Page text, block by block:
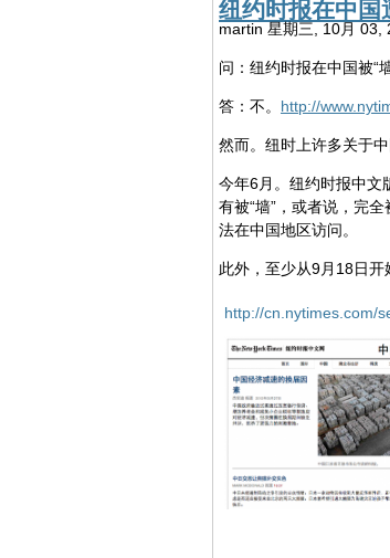
martin 星期三, 10月 03,
问：纽约时报在中国被“
答：不。 http://
然而。纽时上许多关于中
今年6月。纽约时报中文
有被“墙”，或者说，完全
法在中国地区访问。
此外，至少从9月18日开
http://cn.nytimes.com/